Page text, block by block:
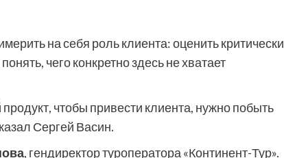
на себя роль клиента: оценить критически
чего конкретно здесь не хватает
чтобы привести клиента, нужно побыть
Сергей Васин.
, гендиректор туроператора «Континент-Тур».